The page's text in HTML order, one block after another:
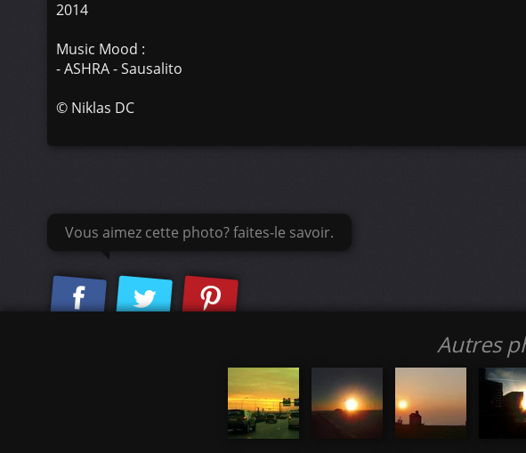
2014
Music Mood :
- ASHRA - Sausalito
© Niklas DC
Vous aimez cette photo? faites-le savoir.
Autres